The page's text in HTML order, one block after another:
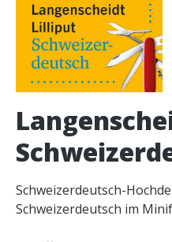
Schweizerdeutsch-
Schweizerdeutsch im